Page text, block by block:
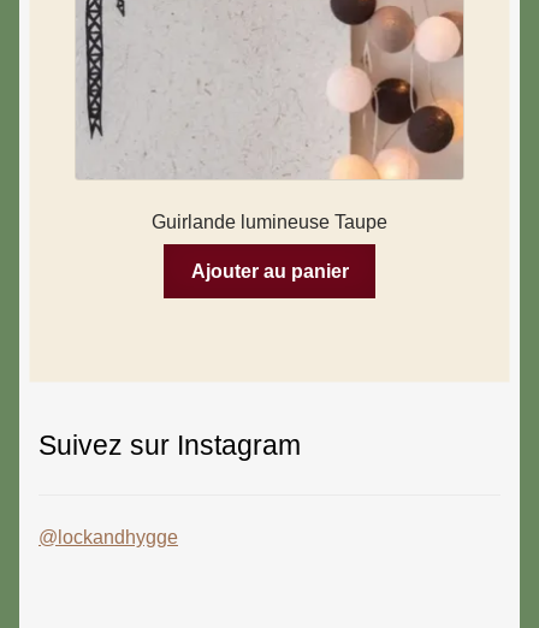
Guirlande lumineuse Taupe
Ajouter au panier
Suivez sur Instagram
@lockandhygge